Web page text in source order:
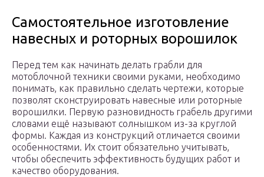
Самостоятельное изготовление
навесных и роторных ворошилок
Перед тем как начинать делать грабли для
мотоблочной техники своими руками, необходимо
понимать, как правильно сделать чертежи, которые
позволят сконструировать навесные или роторные
ворошилки. Первую разновидность грабель другими
словами ещё называют солнышком из-за круглой
формы. Каждая из конструкций отличается своими
особенностями. Их стоит обязательно учитывать,
чтобы обеспечить эффективность будущих работ и
качество оборудования.